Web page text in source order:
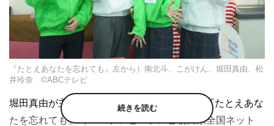
『たとえあなたを忘れても』左から）南北斗、こがけん、堀田真由、松
井玲奈 ©ABCテレビ
堀田真由が主演、萩原利久が共演するドラマ『たとえあな
たを忘れても』（ABCテレビ・テレビ朝日系全国ネット
続きを読む